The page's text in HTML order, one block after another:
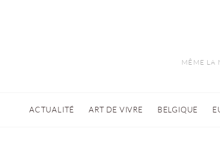
MÊME LA
ACTUALITÉ ART DE VIVRE BELGIQUE